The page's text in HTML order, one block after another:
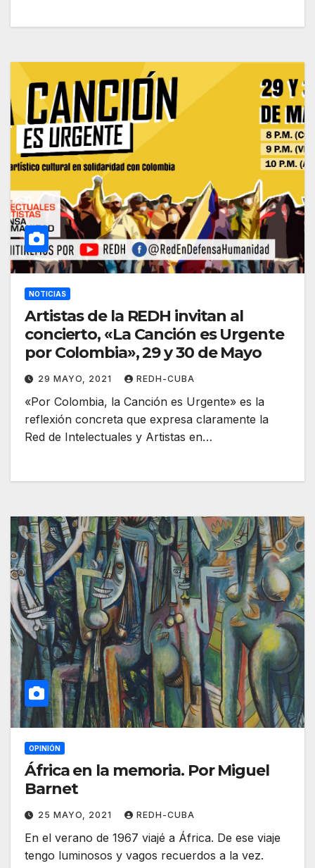
NOTICIAS
Artistas de la REDH invitan al
concierto, «La Canción es Urgente
por Colombia», 29 y 30 de Mayo
29 MAYO, 2021 REDH-CUBA
«Por Colombia, la Canción es Urgente» es la
reflexión concreta que expresa claramente la
Red de Intelectuales y Artistas en…
OPINIÓN
África en la memoria. Por Miguel
Barnet
25 MAYO, 2021 REDH-CUBA
En el verano de 1967 viajé a África. De ese viaje
tengo luminosos y vagos recuerdos a la vez.